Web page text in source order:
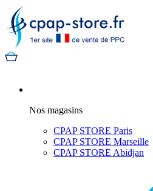
Nos magasins
CPAP STORE Paris
CPAP STORE Marseille
CPAP STORE Abidjan